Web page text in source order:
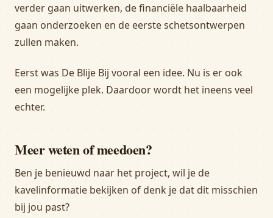
verder gaan uitwerken, de financiële haalbaarheid
gaan onderzoeken en de eerste schetsontwerpen
zullen maken.
Eerst was De Blije Bij vooral een idee. Nu is er ook
een mogelijke plek. Daardoor wordt het ineens veel
echter.
Meer weten of meedoen?
Ben je benieuwd naar het project, wil je de
kavelinformatie bekijken of denk je dat dit misschien
bij jou past?